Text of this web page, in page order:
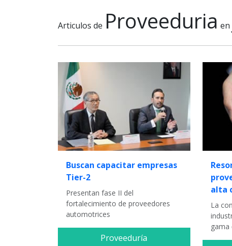
Articulos de Proveeduria en
Buscan capacitar empresas
Tier-2
Presentan fase II del
fortalecimiento de proveedores
automotrices
Proveeduría
alta
La
gama